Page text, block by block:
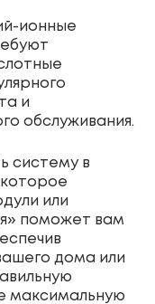
ионные
и
обслуживания.
систему в
или
поможет вам
дома или
максимальную